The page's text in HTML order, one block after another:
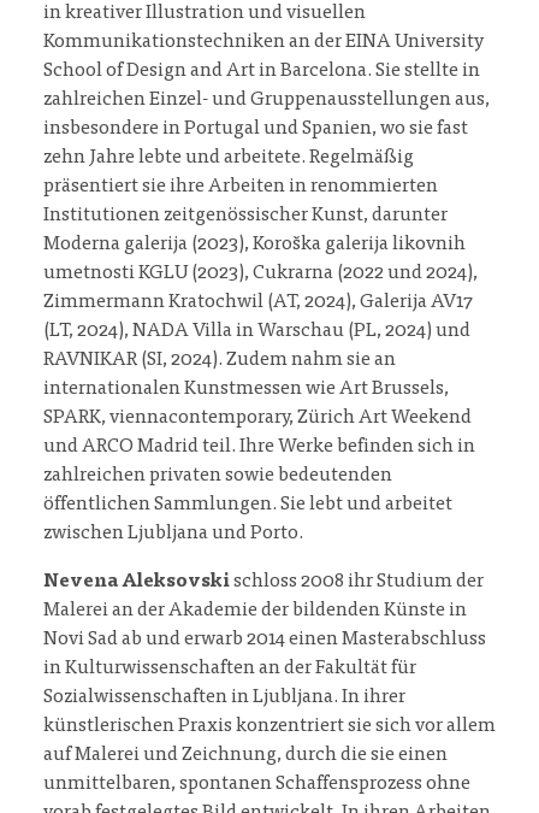
in kreativer Illustration und visuellen
Kommunikationstechniken an der EINA University
School of Design and Art in Barcelona. Sie stellte in
zahlreichen Einzel- und Gruppenausstellungen aus,
insbesondere in Portugal und Spanien, wo sie fast
zehn Jahre lebte und arbeitete. Regelmäßig
präsentiert sie ihre Arbeiten in renommierten
Institutionen zeitgenössischer Kunst, darunter
Moderna galerija (2023), Koroška galerija likovnih
umetnosti KGLU (2023), Cukrarna (2022 und 2024),
Zimmermann Kratochwil (AT, 2024), Galerija AV17
(LT, 2024), NADA Villa in Warschau (PL, 2024) und
RAVNIKAR (SI, 2024). Zudem nahm sie an
internationalen Kunstmessen wie Art Brussels,
SPARK, viennacontemporary, Zürich Art Weekend
und ARCO Madrid teil. Ihre Werke befinden sich in
zahlreichen privaten sowie bedeutenden
öffentlichen Sammlungen. Sie lebt und arbeitet
zwischen Ljubljana und Porto.
Nevena Aleksovskischloss 2008 ihr Studium der
Malerei an der Akademie der bildenden Künste in
Novi Sad ab und erwarb 2014 einen Masterabschluss
in Kulturwissenschaften an der Fakultät für
Sozialwissenschaften in Ljubljana. In ihrer
künstlerischen Praxis konzentriert sie sich vor allem
auf Malerei und Zeichnung, durch die sie einen
unmittelbaren, spontanen Schaffensprozess ohne